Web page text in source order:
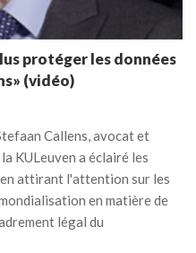
protéger les données
(vidéo)
Callens, avocat et
KULeuven a éclairé les
attirant l'attention sur les
en matière de
légal du